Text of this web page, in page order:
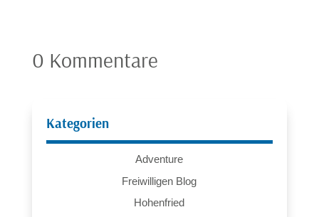
0 Kommentare
Kategorien
Adventure
Freiwilligen Blog
Hohenfried